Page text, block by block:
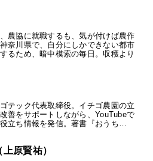
農協に就職するも、気が付けば農作
奈川県で、自分にしかできない都市
るため、暗中模索の毎日。収穫より
テック代表取締役。イチゴ農園の立
善をサポートしながら、YouTubeで
立ち情報を発信。著書『おうち…
原賢祐）